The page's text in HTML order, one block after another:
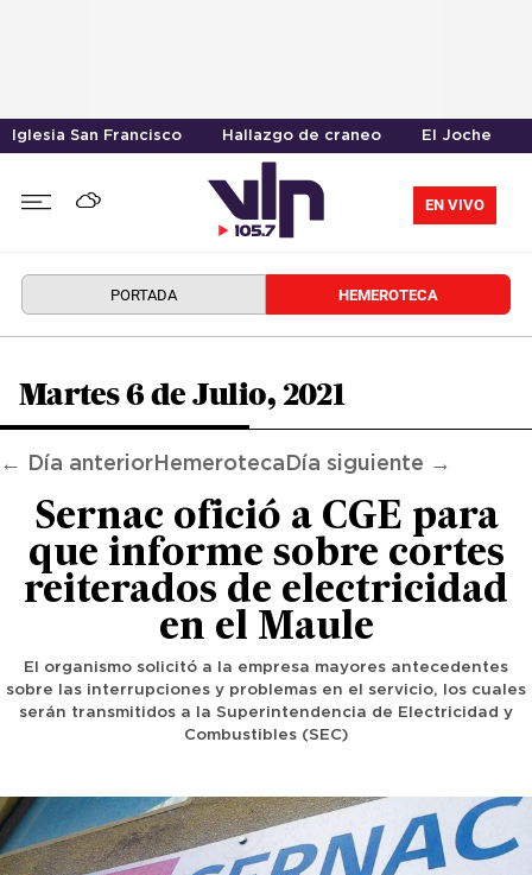
Iglesia San Francisco Hallazgo de craneo El Joche
EN VIVO
PORTADA HEMEROTECA
Martes 6 de Julio, 2021
← Día anterior Hemeroteca Día siguiente →
Sernac ofició a CGE para
que informe sobre cortes
reiterados de electricidad
en el Maule
El organismo solicitó a la empresa mayores antecedentes
sobre las interrupciones y problemas en el servicio, los cuales
serán transmitidos a la Superintendencia de Electricidad y
Combustibles (SEC)